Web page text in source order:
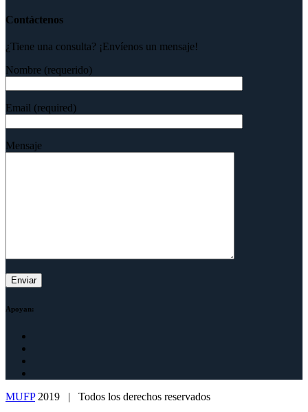
Contáctenos
¿Tiene una consulta? ¡Envíenos un mensaje!
Nombre (requerido)
Email (required)
Mensaje
Apoyan:
MUFP2019 | Todos los derechos reservados